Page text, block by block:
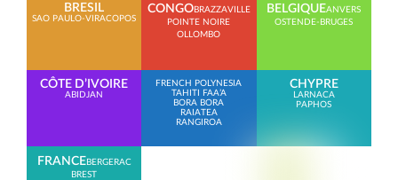
BRESIL
SAO PAULO-VIRACOPOS
CONGOBRAZZAVILLE
POINTE NOIRE
OLLOMBO
BELGIQUEANVERS
OSTENDE-BRUGES
CÔTE D’IVOIRE
ABIDJAN
FRENCH POLYNESIA
TAHITI FAA’A
BORA BORA
RAIATEA
RANGIROA
CHYPRE
LARNACA
PAPHOS
FRANCEBERGERAC
BREST